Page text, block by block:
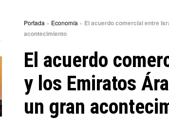
Portada » Economía » El acuerdo comercial entre
acontecimiento
El acuerdo
y los Emiratos
un gran